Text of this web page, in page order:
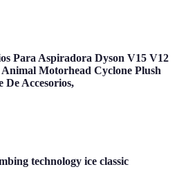
Para Aspiradora Dyson V15 V12
Motorhead Cyclone Plush
De Accesorios,
technology ice classic